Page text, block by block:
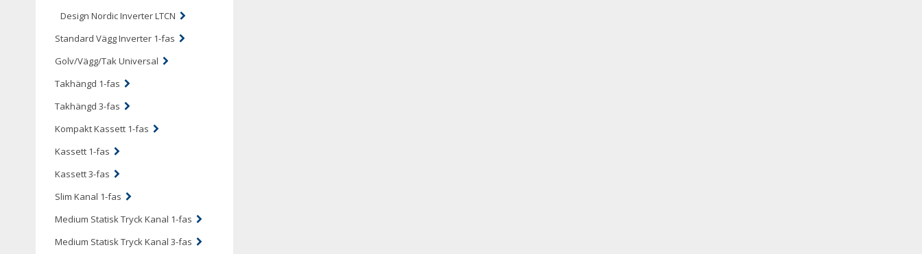
Design Nordic Inverter LTCN
Standard Vägg Inverter 1-fas
Golv/Vägg/Tak Universal
Takhängd 1-fas
Takhängd 3-fas
Kompakt Kassett 1-fas
Kassett 1-fas
Kassett 3-fas
Slim Kanal 1-fas
Medium Statisk Tryck Kanal 1-fas
Medium Statisk Tryck Kanal 3-fas